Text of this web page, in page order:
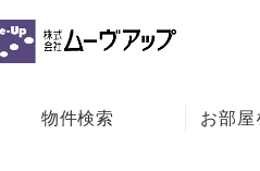
物件検索 お部屋